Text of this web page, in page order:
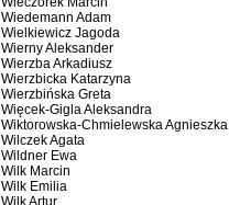
Wiedemann Adam
Wielkiewicz Jagoda
Wierny Aleksander
Wierzba Arkadiusz
Wierzbicka Katarzyna
Wierzbińska Greta
Więcek-Gigla Aleksandra
Wiktorowska-Chmielewska Agnieszka
Wilczek Agata
Wildner Ewa
Wilk Marcin
Wilk Emilia
Wilk Artur